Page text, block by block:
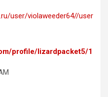
user/violaweeder64//user
profile/lizardpacket5/1